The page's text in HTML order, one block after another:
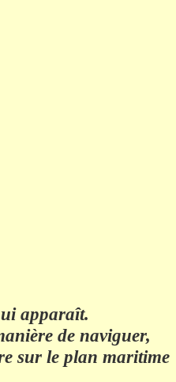
apparaît.
de naviguer,
sur le plan maritime